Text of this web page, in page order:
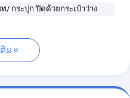
/ กระปุก ปิดด้วยกระเป๋าว่าง
ม